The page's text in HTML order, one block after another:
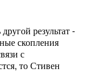
результат -
скопления
с
то Стивен